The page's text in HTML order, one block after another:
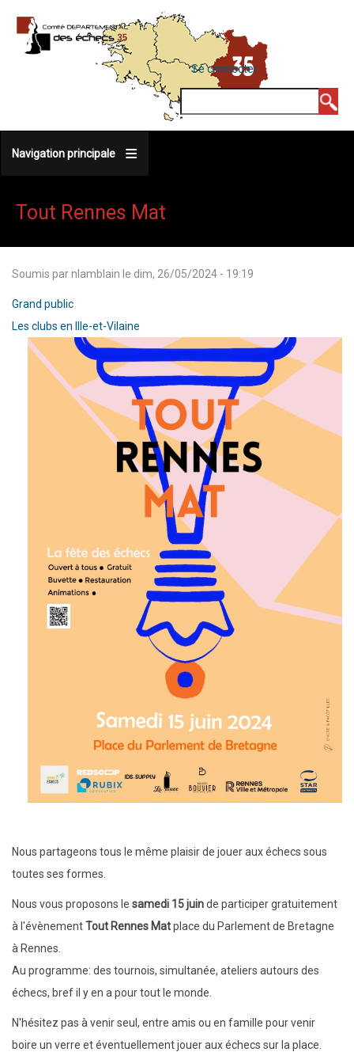
contenu
MENU
DU
COMPTE
DE
Se connecter
Navigation principale
Tout Rennes Mat
Soumis parnlamblain le dim, 26/05/2024 - 19:19
Grand public
Les clubs en Ille-et-Vilaine
Nous partageons tous le même plaisir de jouer aux échecs sous
toutes ses formes.
Nous vous proposons le samedi 15 juinde participer gratuitement
à l'évènementTout Rennes Matplace du Parlement de Bretagne
à Rennes.
Au programme: des tournois, simultanée, ateliers autours des
échecs, bref il y en a pour tout le monde.
N'hésitez pas à venir seul, entre amis ou en famille pour venir
boire un verre et éventuellement jouer aux échecs sur la place.